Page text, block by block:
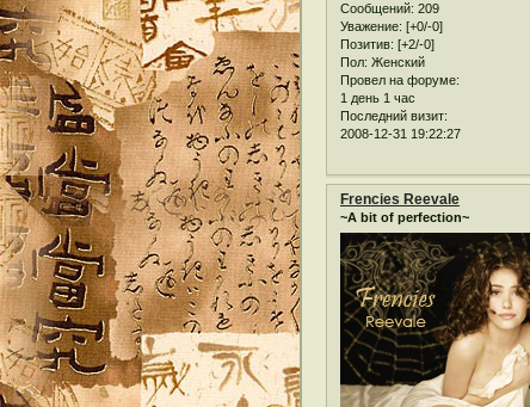
Сообщений: 209
Уважение: [+0/-0]
Позитив: [+2/-0]
Пол: Женский
Провел на форуме:
1 день 1 час
Последний визит:
2008-12-31 19:22:27
Frencies Reevale
~A bit of perfection~